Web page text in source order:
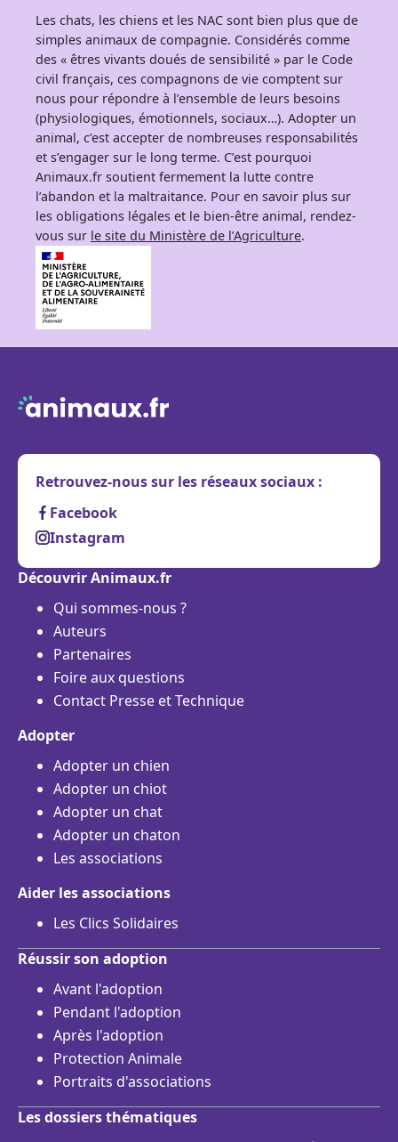
Les chats, les chiens et les NAC sont bien plus que de
simples animaux de compagnie. Considérés comme
des « êtres vivants doués de sensibilité » par le Code
civil français, ces compagnons de vie comptent sur
nous pour répondre à l’ensemble de leurs besoins
(physiologiques, émotionnels, sociaux…). Adopter un
animal, c’est accepter de nombreuses responsabilités
et s’engager sur le long terme. C’est pourquoi
Animaux.fr soutient fermement la lutte contre
l’abandon et la maltraitance. Pour en savoir plus sur
les obligations légales et le bien-être animal, rendez-
vous sur le site du Ministère de l’Agriculture.
Retrouvez-nous sur les réseaux sociaux :
Facebook
Instagram
Découvrir Animaux.fr
Qui sommes-nous ?
Auteurs
Partenaires
Foire aux questions
Contact Presse et Technique
Adopter
Adopter un chien
Adopter un chiot
Adopter un chat
Adopter un chaton
Les associations
Aider les associations
Les Clics Solidaires
Réussir son adoption
Avant l'adoption
Pendant l'adoption
Après l'adoption
Protection Animale
Portraits d'associations
Les dossiers thématiques